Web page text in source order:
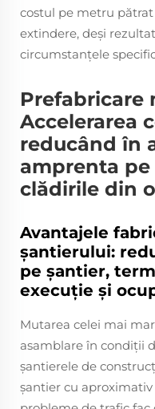
costul pe metru
extindere, deși
circumstanțele
Prefabricare
Accelerarea
reducând în
amprenta
clădirile din
Avantajele
șantierului:
pe șantier,
execuție și
Mutarea celei mai
asamblare în condiții
șantierele de
șantier cu aproximativ